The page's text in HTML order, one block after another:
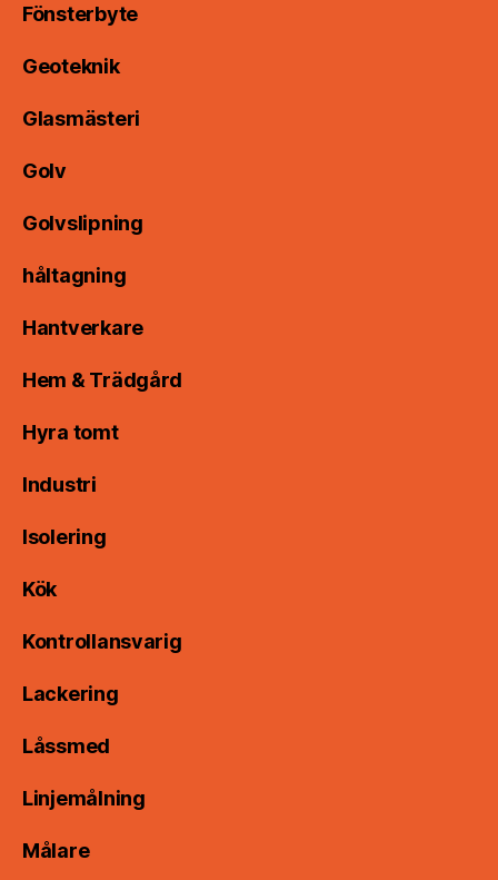
Fönsterbyte
Geoteknik
Glasmästeri
Golv
Golvslipning
håltagning
Hantverkare
Hem & Trädgård
Hyra tomt
Industri
Isolering
Kök
Kontrollansvarig
Lackering
Låssmed
Linjemålning
Målare